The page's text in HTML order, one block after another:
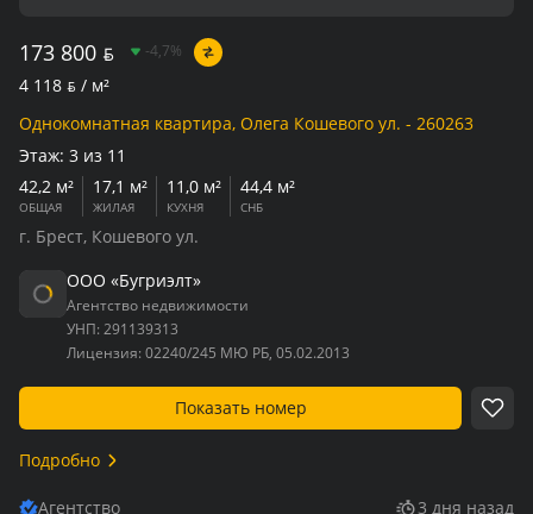
173 800 BYN -4,7%
4 118 BYN / м²
Однокомнатная квартира, Олега Кошевого ул. - 260263
Этаж: 3 из 11
42,2 м²
ОБЩАЯ
17,1 м²
ЖИЛАЯ
11,0 м²
КУХНЯ
44,4 м²
СНБ
г. Брест, Кошевого ул.
ООО «Бугриэлт»
Агентство недвижимости
УНП: 291139313
Лицензия: 02240/245 МЮ РБ, 05.02.2013
Показать номер
Подробно
Агентство 3 дня назад